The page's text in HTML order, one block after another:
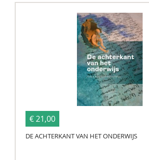
€ 21,00
DE ACHTERKANT VAN HET ONDERWIJS